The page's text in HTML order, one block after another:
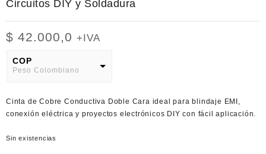
Circuitos DIY y Soldadura
$ 42.000,0 +IVA
COP
Peso Colombiano
American Dollar
Cinta de Cobre Conductiva Doble Cara ideal para blindaje EMI,
conexión eléctrica y proyectos electrónicos DIY con fácil aplicación.
Sin existencias